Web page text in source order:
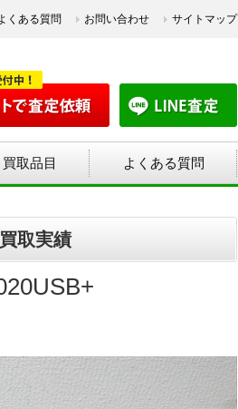
くある質問 お問い合わせ サイトマップ
買取品目 よくある質問
取実績